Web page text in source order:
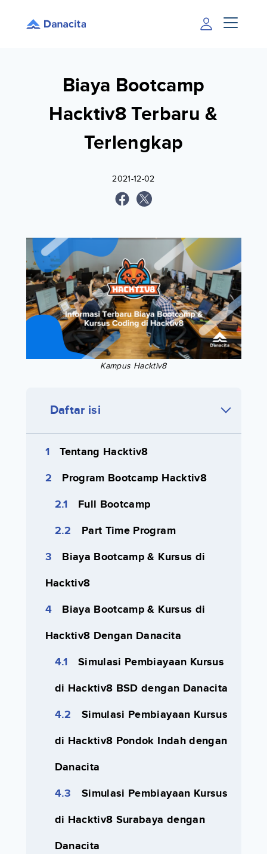
Biaya Bootcamp
Hacktiv8 Terbaru &
Terlengkap
2021-12-02
Kampus Hacktiv8
Daftar isi
Tentang Hacktiv8
Program Bootcamp Hacktiv8
Full Bootcamp
Part Time Program
Biaya Bootcamp & Kursus di
Hacktiv8
Biaya Bootcamp & Kursus di
Hacktiv8 Dengan Danacita
Simulasi Pembiayaan Kursus
di Hacktiv8 BSD dengan Danacita
Simulasi Pembiayaan Kursus
di Hacktiv8 Pondok Indah dengan
Danacita
Simulasi Pembiayaan Kursus
di Hacktiv8 Surabaya dengan
Danacita